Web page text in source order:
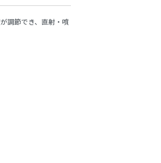
調節でき、直射・噴